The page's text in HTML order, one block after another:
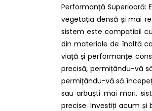
Performanță
vegetația densă și mai
sistem este compatibil
din materiale de înaltă
viață și performanțe
precisă, permițându-vă
permițându-vă să
sau arbuști mai mari,
precise. Investiți acum